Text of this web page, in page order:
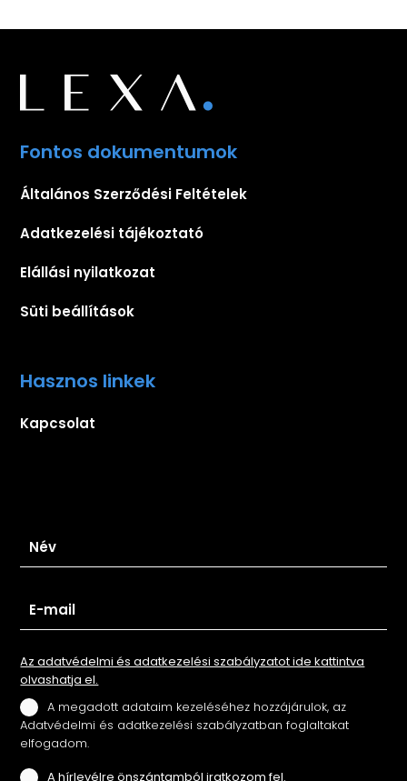
Fontos dokumentumok
Általános Szerződési Feltételek
Adatkezelési tájékoztató
Elállási nyilatkozat
Süti beállítások
Hasznos linkek
Kapcsolat
Az adatvédelmi és adatkezelési szabályzatot ide kattintva
olvashatja el.
A megadott adataim kezeléséhez hozzájárulok, az
Adatvédelmi és adatkezelési szabályzatban foglaltakat
elfogadom.
A hírlevélre önszántamból iratkozom fel.